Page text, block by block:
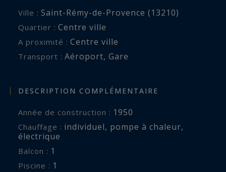
Ville : Saint-Rémy-de-Provence (13210)
Quartier : Centre ville
A proximité : Centre ville
Transport : Aéroport, Gare
DESCRIPTION COMPLÉMENTAIRE
Année de construction : 1950
Chauffage : individuel, pompe à chaleur,
électrique
balcon : 1
piscine : 1